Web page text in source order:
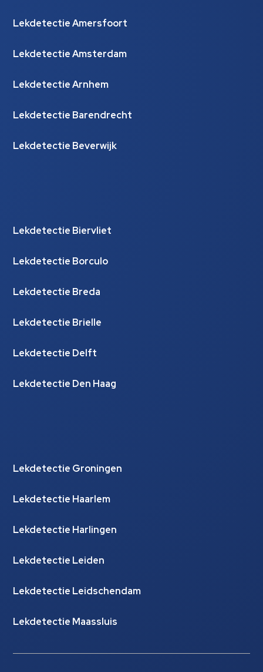
Lekdetectie Amersfoort
Lekdetectie Amsterdam
Lekdetectie Arnhem
Lekdetectie Barendrecht
Lekdetectie Beverwijk
Lekdetectie Biervliet
Lekdetectie Borculo
Lekdetectie Breda
Lekdetectie Brielle
Lekdetectie Delft
Lekdetectie Den Haag
Lekdetectie Groningen
Lekdetectie Haarlem
Lekdetectie Harlingen
Lekdetectie Leiden
Lekdetectie Leidschendam
Lekdetectie Maassluis